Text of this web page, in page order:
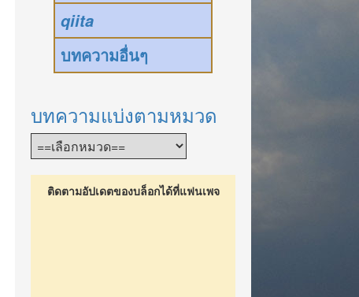
qiita
บทความอื่นๆ
บทความแบ่งตามหมวด
ติดตามอัปเดตของบล็อกได้ที่แฟนเพจ